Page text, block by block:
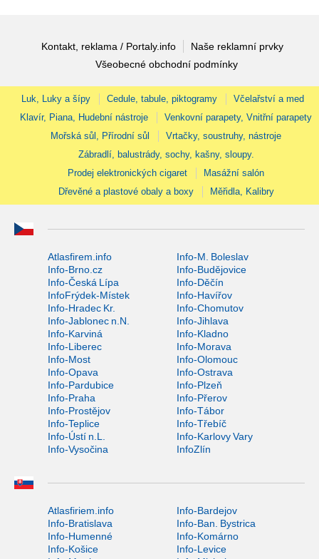
Kontakt, reklama / Portaly.info
Naše reklamní prvky
Všeobecné obchodní podmínky
Luk, Luky a šípy Cedule, tabule, piktogramy
Včelařství a med
Klavír, Piana, Hudební nástroje
Venkovní parapety, Vnitřní parapety
Mořská sůl, Přírodní sůl
Vrtačky, soustruhy, nástroje
Zábradlí, balustrády, sochy, kašny, sloupy.
Prodej elektronických cigaret
Masážní salón
Dřevěné a plastové obaly a boxy
Měřidla, Kalibry
Atlasfirem.info
Info-M. Boleslav
Info-Brno.cz
Info-Budějovice
Info-Česká Lípa
Info-Děčín
InfoFrýdek-Místek
Info-Havířov
Info-Hradec Kr.
Info-Chomutov
Info-Jablonec n.N.
Info-Jihlava
Info-Karviná
Info-Kladno
Info-Liberec
Info-Morava
Info-Most
Info-Olomouc
Info-Opava
Info-Ostrava
Info-Pardubice
Info-Plzeň
Info-Praha
Info-Přerov
Info-Prostějov
Info-Tábor
Info-Teplice
Info-Třebíč
Info-Ústí n.L.
Info-Karlovy Vary
Info-Vysočina
InfoZlín
Atlasfiriem.info
Info-Bardejov
Info-Bratislava
Info-Ban. Bystrica
Info-Humenné
Info-Komárno
Info-Košice
Info-Levice